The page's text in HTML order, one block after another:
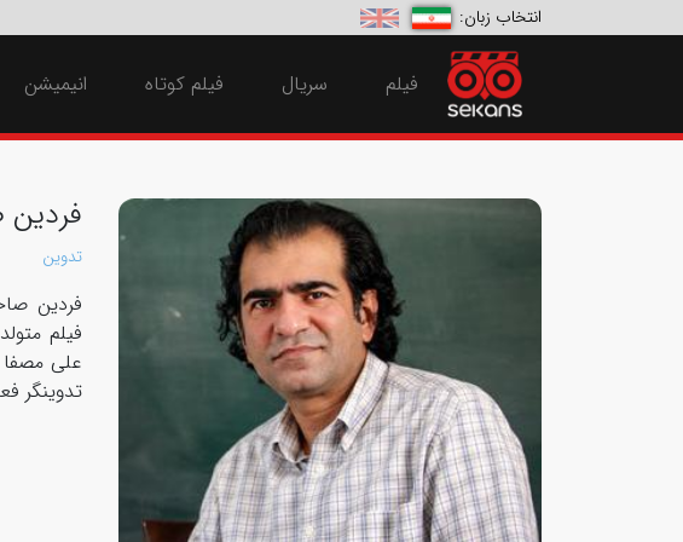
انتخاب زبان:
فیلم سریال فیلم کوتاه انیمیشن
تدوین
فردین
علی مصفا
تدوینگر